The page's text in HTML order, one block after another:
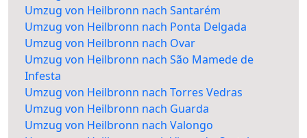
Umzug von Heilbronn nach Santarém
Umzug von Heilbronn nach Ponta Delgada
Umzug von Heilbronn nach Ovar
Umzug von Heilbronn nach São Mamede de
Infesta
Umzug von Heilbronn nach Torres Vedras
Umzug von Heilbronn nach Guarda
Umzug von Heilbronn nach Valongo